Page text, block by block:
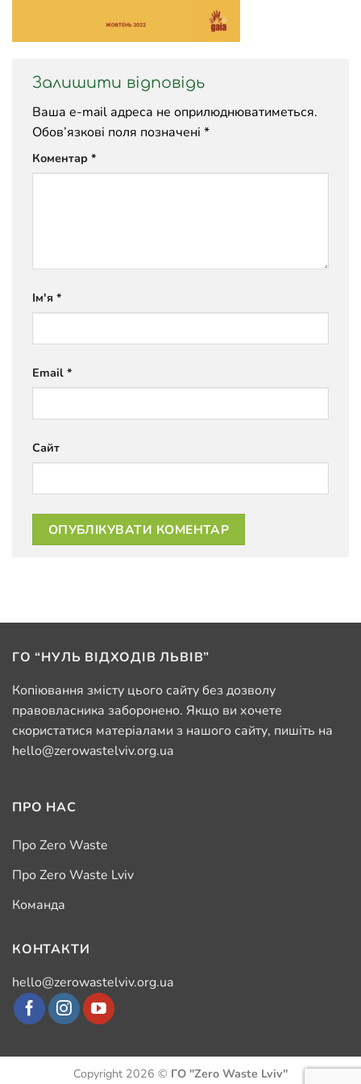
Залишити відповідь
Ваша e-mail адреса не оприлюднюватиметься.
Обов’язкові поля позначені *
Коментар *
Ім'я *
Email *
Сайт
ГО “НУЛЬ ВІДХОДІВ ЛЬВІВ”
Копіювання змісту цього сайту без дозволу
правовласника заборонено. Якщо ви хочете
скористатися матеріалами з нашого сайту, пишіть на
hello@zerowastelviv.org.ua
ПРО НАС
Про Zero Waste
Про Zero Waste Lviv
Команда
КОНТАКТИ
hello@zerowastelviv.org.ua
Copyright 2026 © ГО "Zero Waste Lviv"